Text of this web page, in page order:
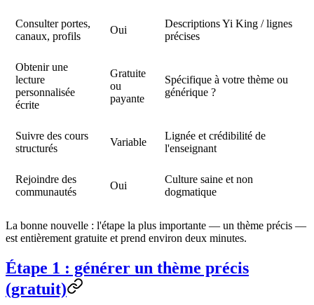
Consulter portes,
canaux, profils
Oui
Descriptions Yi King / lignes
précises
Obtenir une
lecture
personnalisée
écrite
Gratuite
ou
payante
Spécifique à votre thème ou
générique ?
Suivre des cours
structurés
Variable
Lignée et crédibilité de
l'enseignant
Rejoindre des
communautés
Oui
Culture saine et non
dogmatique
La bonne nouvelle : l'étape la plus importante — un thème précis —
est entièrement gratuite et prend environ deux minutes.
Étape 1 : générer un thème précis
(gratuit)